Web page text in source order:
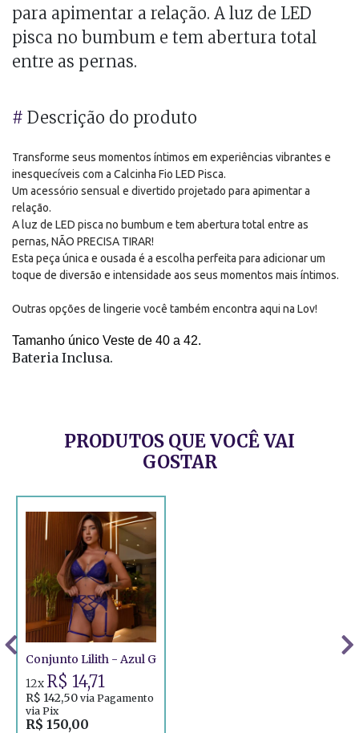
para apimentar a relação. A luz de LED
pisca no bumbum e tem abertura total
entre as pernas.
# Descrição do produto
Transforme seus momentos íntimos em experiências vibrantes e
inesquecíveis com a Calcinha Fio LED Pisca.
Um acessório sensual e divertido projetado para apimentar a
relação.
A luz de LED pisca no bumbum e tem abertura total entre as
pernas, NÃO PRECISA TIRAR!
Esta peça única e ousada é a escolha perfeita para adicionar um
toque de diversão e intensidade aos seus momentos mais íntimos.
Outras opções de lingerie você também encontra aqui na Lov!
Tamanho único Veste de 40 a 42.
Bateria Inclusa.
PRODUTOS QUE VOCÊ VAI
GOSTAR
Conjunto Lilith - Azul G
R$ 150,00
12x R$ 14,71
R$ 142,50 via Pagamento
via Pix